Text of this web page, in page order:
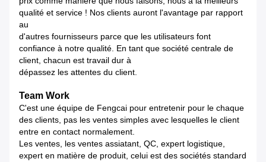
qualité et service ! Nos clients auront l'avantage par rapport
au
d'autres fournisseurs parce que les utilisateurs font
confiance à notre qualité. En tant que société centrale de
client, chacun est travail dur à
dépassez les attentes du client.
Team Work
C'est une équipe de Fengcai pour entretenir pour le chaque
des clients, pas les ventes simples avec lesquelles le client
entre en contact normalement.
Les ventes, les ventes assiatant, QC, expert logistique,
expert en matière de produit, celui est des sociétés standard